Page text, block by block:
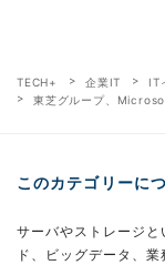
TECH+ 企業IT
IT
東芝グループ、
このカテゴリーに
サーバやストレージ
ド、ビッグデータ、